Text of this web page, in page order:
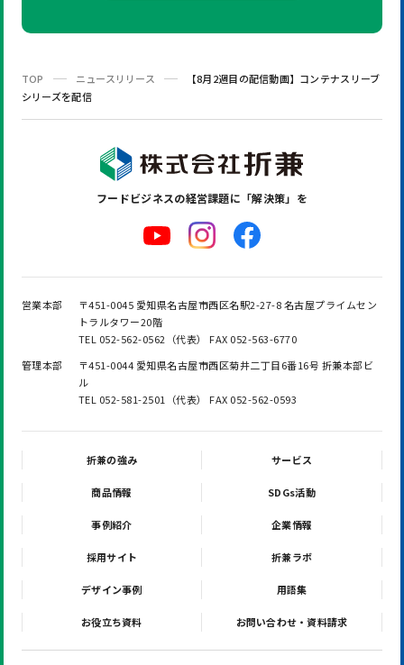
TOP ニュースリリース
【8月2週目の配信動画】コンテナスリーブ
シリーズを配信
フードビジネスの経営課題に「解決策」を
営業本部
〒451-0045 愛知県名古屋市西区名駅2-27-8 名古屋プライムセン
トラルタワー20階
TEL 052-562-0562（代表） FAX 052-563-6770
管理本部
〒451-0044 愛知県名古屋市西区菊井二丁目6番16号 折兼本部ビ
ル
TEL 052-581-2501（代表） FAX 052-562-0593
折兼の強み サービス
商品情報 SDGs活動
事例紹介 企業情報
採用サイト 折兼ラボ
デザイン事例 用語集
お役立ち資料 お問い合わせ・資料請求